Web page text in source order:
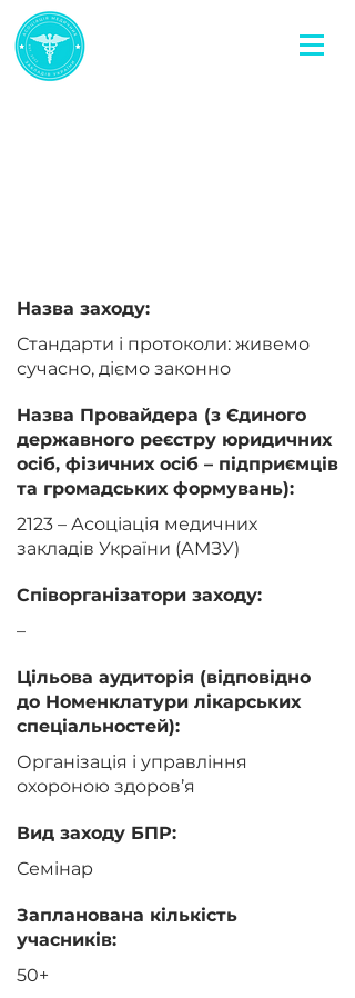
Назва заходу:
Стандарти і протоколи: живемо
сучасно, діємо законно
Назва Провайдера (з Єдиного
державного реєстру юридичних
осіб, фізичних осіб – підприємців
та громадських формувань):
2123 – Асоціація медичних
закладів України (АМЗУ)
Співорганізатори заходу:
–
Цільова аудиторія (відповідно
до Номенклатури лікарських
спеціальностей):
Організація і управління
охороною здоров’я
Вид заходу БПР:
Семінар
Запланована кількість
учасників:
50+